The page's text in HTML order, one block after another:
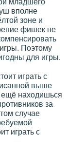
вполне
зоне и
фишек не
Поэтому
для игры.
играть с
выше
ещё находишься
за
случае
играть с